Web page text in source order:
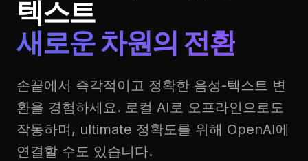
텍스트
새로운 차원의 전환
손끝에서 즉각적이고 정확한 음성-텍스트 변
환을 경험하세요. 로컬 AI로 오프라인으로도
작동하며, ultimate 정확도를 위해 OpenAI에
연결할 수도 있습니다.